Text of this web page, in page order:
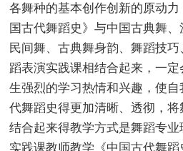
各舞种的基本创作创新的原动
国古代舞蹈史》与中国古典舞
民间舞、古典舞身韵、舞蹈技
蹈表演实践课相结合起来，一
生强烈的学习热情和兴趣，使
代舞蹈史得更加清晰、透彻，
结合起来得教学方式是舞蹈专
实践课教师教学《中国古代舞